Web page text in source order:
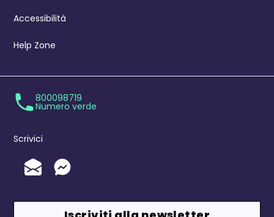
Accessibilità
Help Zone
800098719
Numero verde
Scrivici
Invia un'Email
Messenger